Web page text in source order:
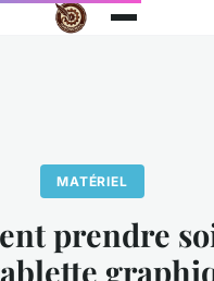
MATÉRIEL
prendre